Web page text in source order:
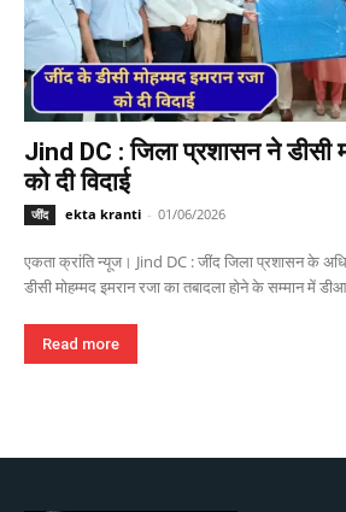
Jind DC : जिला प्रशासन ने डीसी
को दी विदाई
जींद ekta kranti - 01/06/2026
एकता क्रांति न्यूज। Jind DC : जींद जिला प्रशासन के
डीसी मोहम्मद इमरान रजा का तबादला होने के सम्मान में
Read more